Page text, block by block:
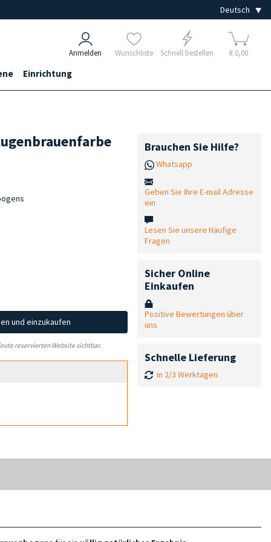
Anmelden Wunschliste Schnell bestellen € 0,00
Einrichtung
und einzukaufen
reservierten Website sichtbar.
Brauchen Sie Hilfe?
Whatsapp
Geben Sie Ihre E-mail Adresse
ein
Lesen Sie unsere Häufige
Fragen
Sicher Online
Einkaufen
Positive Bewertungen über
uns
Schnelle Lieferung
in 2/3 Werktagen